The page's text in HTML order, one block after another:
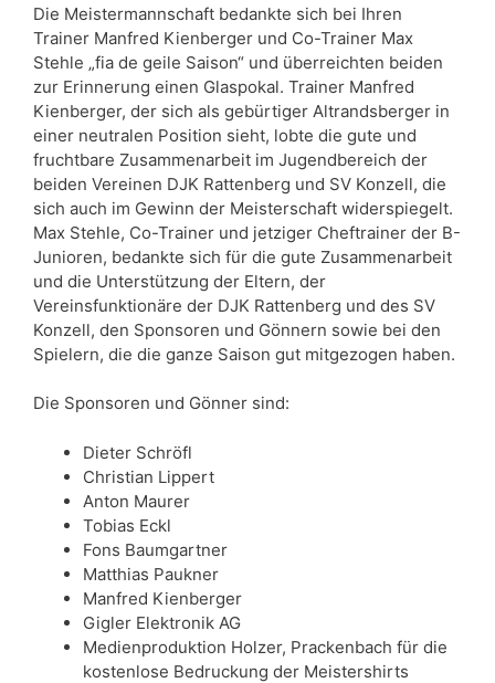
Die Meistermannschaft bedankte sich bei Ihren
Trainer Manfred Kienberger und Co-Trainer Max
Stehle „fia de geile Saison“ und überreichten beiden
zur Erinnerung einen Glaspokal. Trainer Manfred
Kienberger, der sich als gebürtiger Altrandsberger in
einer neutralen Position sieht, lobte die gute und
fruchtbare Zusammenarbeit im Jugendbereich der
beiden Vereinen DJK Rattenberg und SV Konzell, die
sich auch im Gewinn der Meisterschaft widerspiegelt.
Max Stehle, Co-Trainer und jetziger Cheftrainer der B-
Junioren, bedankte sich für die gute Zusammenarbeit
und die Unterstützung der Eltern, der
Vereinsfunktionäre der DJK Rattenberg und des SV
Konzell, den Sponsoren und Gönnern sowie bei den
Spielern, die die ganze Saison gut mitgezogen haben.
Die Sponsoren und Gönner sind:
Dieter Schröfl
Christian Lippert
Anton Maurer
Tobias Eckl
Fons Baumgartner
Matthias Paukner
Manfred Kienberger
Gigler Elektronik AG
Medienproduktion Holzer, Prackenbach für die
kostenlose Bedruckung der Meistershirts